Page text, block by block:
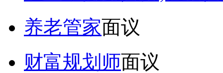
养老管家面议
财富规划师面议